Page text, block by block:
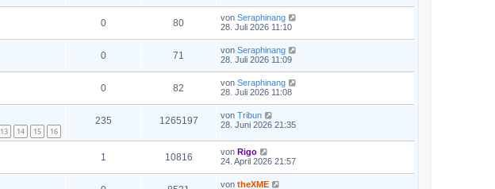
0 80 von Seraphinang
28. Juli 2026 11:10
0 71 von Seraphinang
28. Juli 2026 11:09
0 82 von Seraphinang
28. Juli 2026 11:08
13 14 15 16
235 1265197 von Tribun
28. Juni 2026 21:35
1 10816 von Rigo
24. April 2026 21:57
von theXME